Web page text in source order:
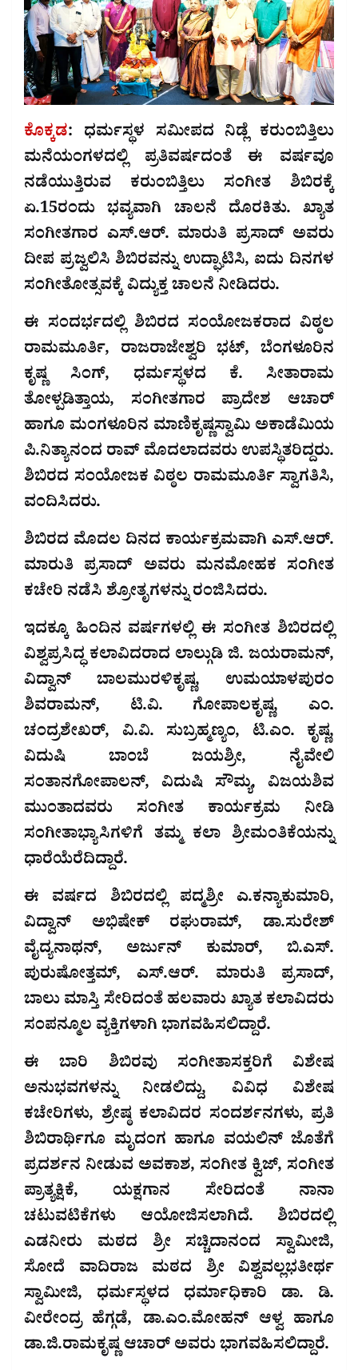
ಕೊಕ್ಕಡ: ಧರ್ಮಸ್ಥಳ ಸಮೀಪದ ನಿಡ್ಲೆ ಕರುಂಬಿತ್ತಿಲು
ಮನೆಯಂಗಳದಲ್ಲಿ ಪ್ರತಿವರ್ಷದಂತೆ ಈ ವರ್ಷವೂ
ನಡೆಯುತ್ತಿರುವ ಕರುಂಬಿತ್ತಿಲು ಸಂಗೀತ ಶಿಬಿರಕ್ಕೆ
ಏ.15ರಂದು ಭವ್ಯವಾಗಿ ಚಾಲನೆ ದೊರಕಿತು. ಖ್ಯಾತ
ಸಂಗೀತಗಾರ ಎಸ್.ಆರ್. ಮಾರುತಿ ಪ್ರಸಾದ್ ಅವರು
ದೀಪ ಪ್ರಜ್ವಲಿಸಿ ಶಿಬಿರವನ್ನು ಉದ್ಘಾಟಿಸಿ, ಐದು ದಿನಗಳ
ಸಂಗೀತೋತ್ಸವಕ್ಕೆ ವಿದ್ಯುಕ್ತ ಚಾಲನೆ ನೀಡಿದರು.
ಈ ಸಂದರ್ಭದಲ್ಲಿ ಶಿಬಿರದ ಸಂಯೋಜಕರಾದ ವಿಠ್ಠಲ
ರಾಮಮೂರ್ತಿ, ರಾಜರಾಜೇಶ್ವರಿ ಭಟ್, ಬೆಂಗಳೂರಿನ
ಕೃಷ್ಣ ಸಿಂಗ್, ಧರ್ಮಸ್ಥಳದ ಕೆ. ಸೀತಾರಾಮ
ತೋಳ್ಪಡಿತ್ತಾಯ, ಸಂಗೀತಗಾರ ಪ್ರಾದೇಶ ಆಚಾರ್
ಹಾಗೂ ಮಂಗಳೂರಿನ ಮಾಣಿಕೃಷ್ಣಸ್ವಾಮಿ ಅಕಾಡೆಮಿಯ
ಪಿ.ನಿತ್ಯಾನಂದ ರಾವ್ ಮೊದಲಾದವರು ಉಪಸ್ಥಿತರಿದ್ದರು.
ಶಿಬಿರದ ಸಂಯೋಜಕ ವಿಠ್ಠಲ ರಾಮಮೂರ್ತಿ ಸ್ವಾಗತಿಸಿ,
ವಂದಿಸಿದರು.
ಶಿಬಿರದ ಮೊದಲ ದಿನದ ಕಾರ್ಯಕ್ರಮವಾಗಿ ಎಸ್.ಆರ್.
ಮಾರುತಿ ಪ್ರಸಾದ್ ಅವರು ಮನಮೋಹಕ ಸಂಗೀತ
ಕಚೇರಿ ನಡೆಸಿ ಶ್ರೋತೃಗಳನ್ನು ರಂಜಿಸಿದರು.
ಇದಕ್ಕೂ ಹಿಂದಿನ ವರ್ಷಗಳಲ್ಲಿ ಈ ಸಂಗೀತ ಶಿಬಿರದಲ್ಲಿ
ವಿಶ್ವಪ್ರಸಿದ್ಧ ಕಲಾವಿದರಾದ ಲಾಲ್ಗುಡಿ ಜಿ. ಜಯರಾಮನ್,
ವಿದ್ವಾನ್ ಬಾಲಮುರಳಿಕೃಷ್ಣ, ಉಮಯಾಳಪುರಂ
ಶಿವರಾಮನ್, ಟಿ.ವಿ. ಗೋಪಾಲಕೃಷ್ಣ, ಎಂ.
ಚಂದ್ರಶೇಖರ್, ವಿ.ವಿ. ಸುಬ್ರಹ್ಮಣ್ಯಂ, ಟಿ.ಎಂ. ಕೃಷ್ಣ,
ವಿದುಷಿ ಬಾಂಬೆ ಜಯಶ್ರೀ, ನೈವೇಲಿ
ಸಂತಾನಗೋಪಾಲನ್, ವಿದುಷಿ ಸೌಮ್ಯ, ವಿಜಯಶಿವ
ಮುಂತಾದವರು ಸಂಗೀತ ಕಾರ್ಯಕ್ರಮ ನೀಡಿ
ಸಂಗೀತಾಭ್ಯಾಸಿಗಳಿಗೆ ತಮ್ಮ ಕಲಾ ಶ್ರೀಮಂತಿಕೆಯನ್ನು
ಧಾರೆಯೆರೆದಿದ್ದಾರೆ.
ಈ ವರ್ಷದ ಶಿಬಿರದಲ್ಲಿ ಪದ್ಮಶ್ರೀ ಎ.ಕನ್ಯಾಕುಮಾರಿ,
ವಿದ್ವಾನ್ ಅಭಿಷೇಕ್ ರಘುರಾಮ್, ಡಾ.ಸುರೇಶ್
ವೈದ್ಯನಾಥನ್, ಅರ್ಜುನ್ ಕುಮಾರ್, ಬಿ.ಎಸ್.
ಪುರುಷೋತ್ತಮ್, ಎಸ್.ಆರ್. ಮಾರುತಿ ಪ್ರಸಾದ್,
ಬಾಲು ಮಾಸ್ತಿ ಸೇರಿದಂತೆ ಹಲವಾರು ಖ್ಯಾತ ಕಲಾವಿದರು
ಸಂಪನ್ಮೂಲ ವ್ಯಕ್ತಿಗಳಾಗಿ ಭಾಗವಹಿಸಲಿದ್ದಾರೆ.
ಈ ಬಾರಿ ಶಿಬಿರವು ಸಂಗೀತಾಸಕ್ತರಿಗೆ ವಿಶೇಷ
ಅನುಭವಗಳನ್ನು ನೀಡಲಿದ್ದು, ವಿವಿಧ ವಿಶೇಷ
ಕಚೇರಿಗಳು, ಶ್ರೇಷ್ಠ ಕಲಾವಿದರ ಸಂದರ್ಶನಗಳು, ಪ್ರತಿ
ಶಿಬಿರಾರ್ಥಿಗೂ ಮೃದಂಗ ಹಾಗೂ ವಯಲಿನ್ ಜೊತೆಗೆ
ಪ್ರದರ್ಶನ ನೀಡುವ ಅವಕಾಶ, ಸಂಗೀತ ಕ್ವಿಜ್, ಸಂಗೀತ
ಪ್ರಾತ್ಯಕ್ಷಿಕೆ, ಯಕ್ಷಗಾನ ಸೇರಿದಂತೆ ನಾನಾ
ಚಟುವಟಿಕೆಗಳು ಆಯೋಜಿಸಲಾಗಿದೆ. ಶಿಬಿರದಲ್ಲಿ
ಎಡನೀರು ಮಠದ ಶ್ರೀ ಸಚ್ಚಿದಾನಂದ ಸ್ವಾಮೀಜಿ,
ಸೋದೆ ವಾದಿರಾಜ ಮಠದ ಶ್ರೀ ವಿಶ್ವವಲ್ಲಭತೀರ್ಥ
ಸ್ವಾಮೀಜಿ, ಧರ್ಮಸ್ಥಳದ ಧರ್ಮಾಧಿಕಾರಿ ಡಾ. ಡಿ.
ವೀರೇಂದ್ರ ಹೆಗ್ಗಡೆ, ಡಾ.ಎಂ.ಮೋಹನ್ ಆಳ್ವ ಹಾಗೂ
ಡಾ.ಜಿ.ರಾಮಕೃಷ್ಣ ಆಚಾರ್ ಅವರು ಭಾಗವಹಿಸಲಿದ್ದಾರೆ.